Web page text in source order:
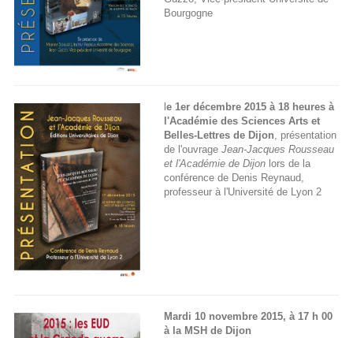
Bourgogne
e 1er décembre 2015 à 18 heures à
l'Académie des Sciences Arts et
Belles-Lettres de Dijon , présentation
de l'ouvrage Jean-Jacques Rousseau
et l'Académie de Dijon lors de la
conférence de Denis Reynaud,
professeur à l'Université de Lyon 2
Mardi 10 novembre 2015, à 17 h 00
à la MSH de Dijon